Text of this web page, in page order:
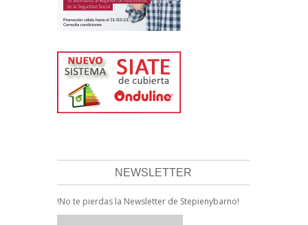
NEWSLETTER
!No te pierdas la Newsletter de Stepienybarno!